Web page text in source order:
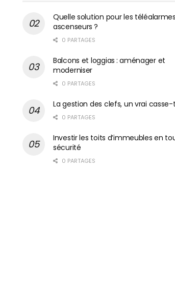
Quelle solution pour les
ascenseurs ?
0 PARTAGES
Balcons et loggias : aménager et
moderniser
0 PARTAGES
La gestion des clefs, un vrai
0 PARTAGES
Investir les toits d’immeubles en
sécurité
0 PARTAGES